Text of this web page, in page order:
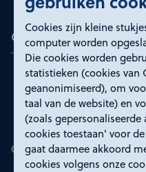
Cookies zijn kleine
computer worden
Die cookies worden
statistieken (cookies van
geanonimiseerd), om
taal van de website) en
(zoals
cookies toestaan' voor
gaat daarmee akkoord
cookies volgens onze
Certificeringen